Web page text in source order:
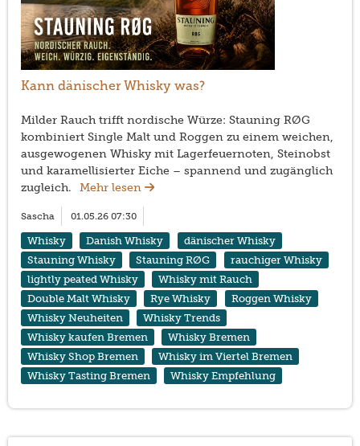
Kann dänischer Whisky was?
Milder Rauch trifft nordische Würze: Stauning RØG
kombiniert Single Malt und Roggen zu einem weichen,
ausgewogenen Whisky mit Lagerfeuernoten, Steinobst
und karamellisierter Eiche – spannend und zugänglich
zugleich.
Mehr lesen
Sascha 01.05.26 07:30
Whisky Danish Whisky
dänischer Whisky
Stauning Whisky
Stauning RØG
rauchiger Whisky
lightly peated Whisky
Whisky mit Rauch
Double Malt Whisky
Rye Whisky
Roggen Whisky
Whisky Neuheiten
Whisky Trends
Whisky kaufen Bremen
Whisky Bremen
Whisky Shop Bremen
Whisky im Viertel Bremen
Whisky Tasting Bremen
Whisky Empfehlung